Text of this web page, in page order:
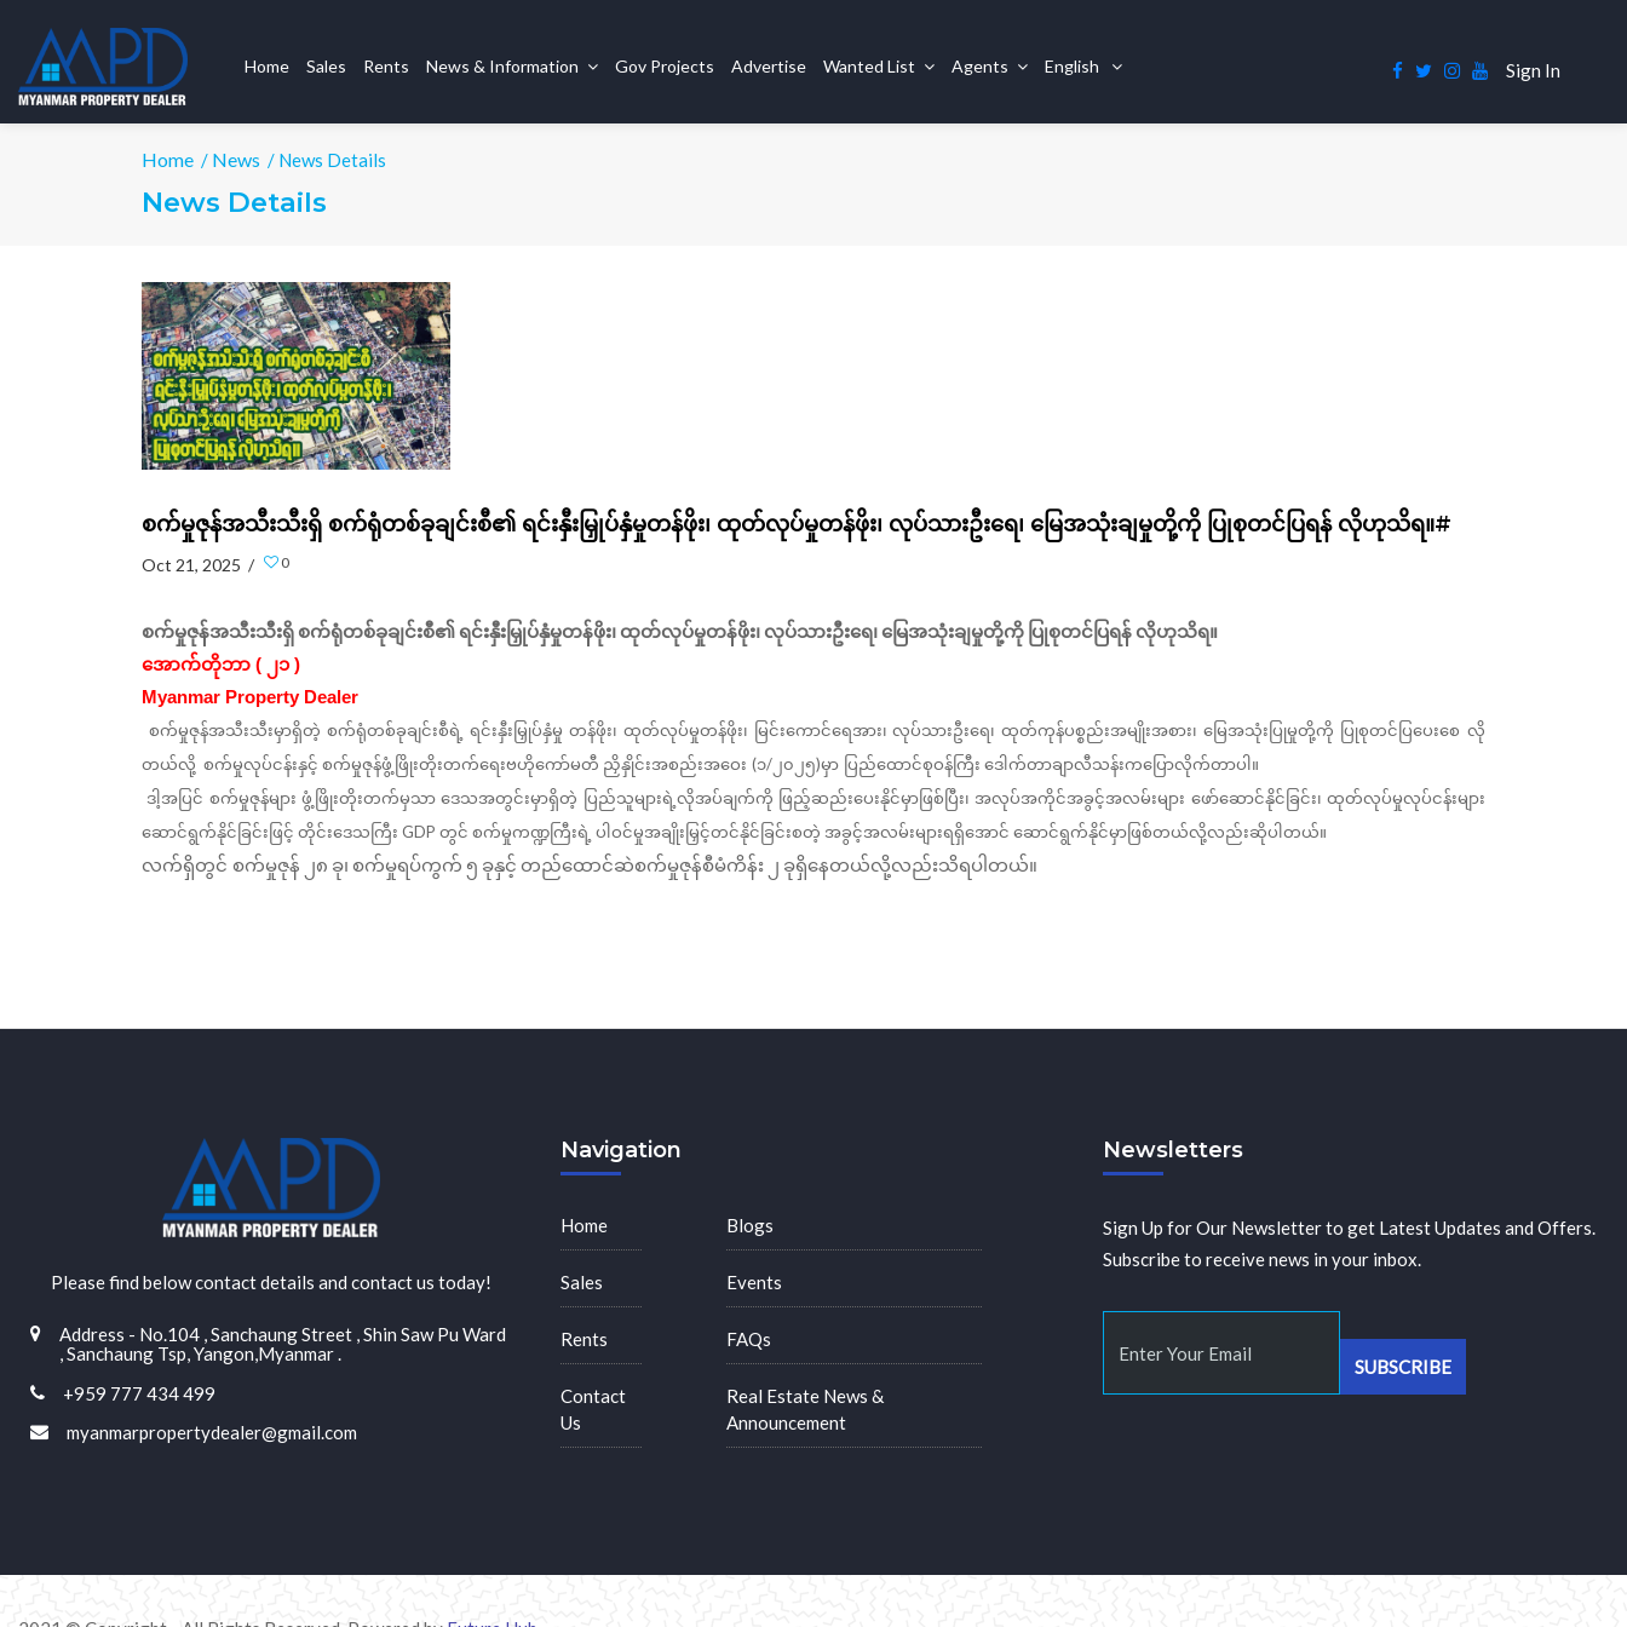
Home Sales Rents News & Information Gov Projects Advertise Wanted List Agents English Sign In
Home / News / News Details
News Details
စက်မှုဇုန်အသီးသီးရှိ စက်ရုံတစ်ခုချင်းစီ၏ ရင်းနှီးမြှုပ်နှံမှုတန်ဖိုး၊ ထုတ်လုပ်မှုတန်ဖိုး၊ လုပ်သားဦးရေ၊ မြေအသုံးချမှုတို့ကို ပြုစုတင်ပြရန် လိုဟုသိရ။#
Oct 21, 2025 / 0
စက်မှုဇုန်အသီးသီးရှိ စက်ရုံတစ်ခုချင်းစီ၏ ရင်းနှီးမြှုပ်နှံမှုတန်ဖိုး၊ ထုတ်လုပ်မှုတန်ဖိုး၊ လုပ်သားဦးရေ၊မြေအသုံးချမှုတို့ကို ပြုစုတင်ပြရန် လိုဟုသိရ။
အောက်တိုဘာ ( ၂၁ )
Myanmar Property Dealer
စက်မှုဇုန်အသီးသီးမှာရှိတဲ့ စက်ရုံတစ်ခုချင်းစီရဲ့ ရင်းနှီးမြှုပ်နှံမှု တန်ဖိုး၊ ထုတ်လုပ်မှုတန်ဖိုး၊ မြင်းကောင်ရေအား၊ လုပ်သားဦးရေ၊ ထုတ်ကုန်ပစ္စည်းအမျိုးအစား၊ မြေအသုံးပြုမှုတို့ကို ပြုစုတင်ပြပေးစေ လို
တယ်လို့ စက်မှုလုပ်ငန်းနှင့် စက်မှုဇုန်ဖွံ့ဖြိုးတိုးတက်ရေးဗဟိုကော်မတီ ညှိနှိုင်းအစည်းအဝေး (၁/ ၂၀၂၅)မှာ ပြည်ထောင်စုဝန်ကြီး ဒေါက်တာချာလီသန်းကပြောလိုက်တာပါ။
ဒါ့အပြင် စက်မှုဇုန်များ ဖွံ့ဖြိုးတိုးတက်မှသာ ဒေသအတွင်းမှာရှိတဲ့ ပြည်သူများရဲ့လိုအပ်ချက်ကို ဖြည့်ဆည်းပေးနိုင်မှာဖြစ်ပြီး၊ အလုပ်အကိုင်အခွင့်အလမ်းများ ဖော်ဆောင်နိုင်ခြင်း၊ ထုတ်လုပ်မှုလုပ်ငန်းများ
ဆောင်ရွက်နိုင်ခြင်းဖြင့် တိုင်းဒေသကြီး GDP တွင် စက်မှုကဏ္ဍကြီးရဲ့ ပါဝင်မှုအချိုးမြှင့်တင်နိုင်ခြင်းစတဲ့ အခွင့်အလမ်းများရရှိအောင် ဆောင်ရွက်နိုင်မှာဖြစ်တယ်လို့လည်းဆိုပါတယ်။
လက်ရှိတွင် စက်မှုဇုန် ၂၈ ခု၊ စက်မှုရပ်ကွက် ၅ ခုနှင့် တည်ထောင်ဆဲစက်မှုဇုန်စီမံကိန်း ၂ ခုရှိနေတယ်လို့လည်းသိရပါတယ်။
Please find below contact details and contact us today!
Address - No.104 , Sanchaung Street , Shin Saw Pu Ward
, Sanchaung Tsp, Yangon,Myanmar .
+959 777 434 499
myanmarpropertydealer@gmail.com
Navigation
Home
Sales
Rents
Contact
Us
Blogs
Events
FAQs
Real Estate News &
Announcement
Newsletters
Sign Up for Our Newsletter to get Latest Updates and Offers.
Subscribe to receive news in your inbox.